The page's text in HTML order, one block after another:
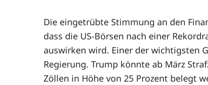
Die eingetrübte Stimmung an den
dass die US-Börsen nach einer
auswirken wird. Einer der wichtigsten
Regierung. Trump könnte ab März
Zöllen in Höhe von 25 Prozent belegt